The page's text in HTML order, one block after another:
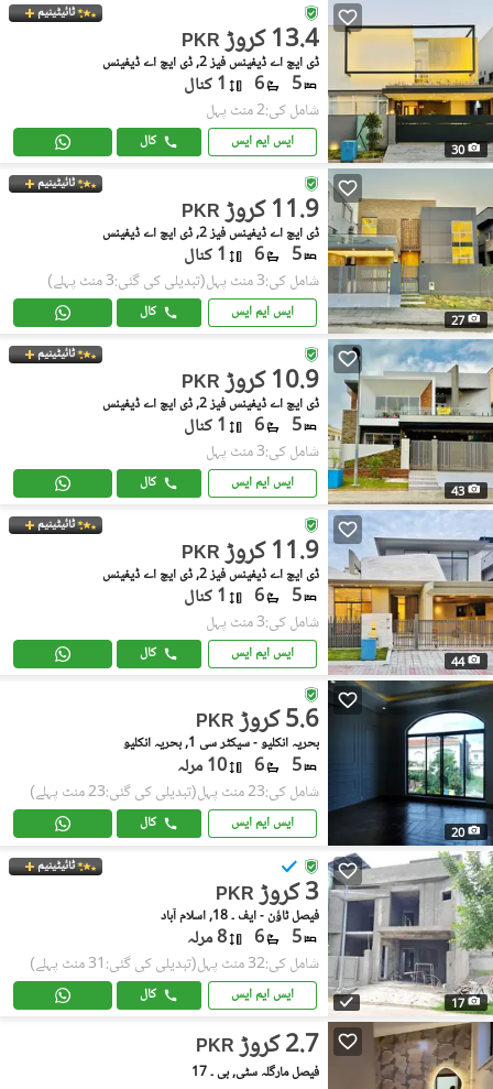
30
ٹائیٹینیم
PKR 13.4 کروڑ
ڈی ایچ اے ڈیفینس فیز 2, ڈی ایچ اے ڈیفینس
5
6 1 کنال
شامل کی:2 منٹ پہل
ایس ایم ایس کال
27
ٹائیٹینیم
PKR 11.9 کروڑ
ڈی ایچ اے ڈیفینس فیز 2, ڈی ایچ اے ڈیفینس
5
6 1 کنال
شامل کی:3 منٹ پہل (تبدیلی کی گئی:3 منٹ پہلے)
ایس ایم ایس کال
43
ٹائیٹینیم
PKR 10.9 کروڑ
ڈی ایچ اے ڈیفینس فیز 2, ڈی ایچ اے ڈیفینس
5
6 1 کنال
شامل کی:3 منٹ پہل
ایس ایم ایس کال
44
ٹائیٹینیم
PKR 11.9 کروڑ
ڈی ایچ اے ڈیفینس فیز 2, ڈی ایچ اے ڈیفینس
5
6 1 کنال
شامل کی:3 منٹ پہل
ایس ایم ایس کال
20
PKR 5.6 کروڑ
بحریہ انکلیو - سیکٹر سی 1, بحریہ انکلیو
5
6 10 مرلہ
شامل کی:23 منٹ پہل (تبدیلی کی گئی:23 منٹ پہلے)
ایس ایم ایس کال
17
ٹائیٹینیم
PKR 3 کروڑ
فیصل ٹاؤن - ایف ۔ 18, اسلام آباد
5
6 8 مرلہ
شامل کی:32 منٹ پہل (تبدیلی کی گئی:31 منٹ پہلے)
ایس ایم ایس کال
PKR 2.7 کروڑ
فیصل مارگلہ سٹی, بی ۔ 17